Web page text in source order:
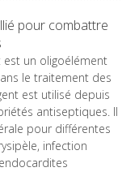
pour combattre
est un oligoélément
le traitement des
est utilisé depuis
antiseptiques. Il
pour différentes
infection